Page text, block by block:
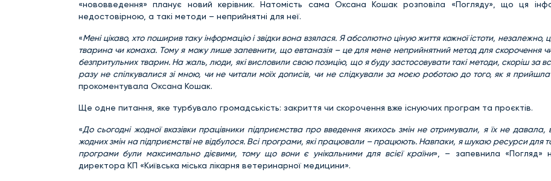
«нововведення» планує новий керівник. Натомість сама Оксана Кошак розповіла «Погляду», що ця
недостовірною, а такі методи – неприйнятні для неї.
«Мені цікаво, хто поширив таку інформацію і звідки вона взялася. Я абсолютно ціную життя кожної істоти, незалежно,
тварина чи комаха. Тому я можу лише запевнити, що евтаназія – це для мене неприйнятний метод для скорочення
безпритульних тварин. На жаль, люди, які висловили свою позицію, що я буду застосовувати такі методи, скоріш за
разу не спілкувалися зі мною, чи не читали моїх дописів, чи не слідкували за моєю роботою до того, як я прийшла
прокоментувала Оксана Кошак.
Ще одне питання, яке турбувало громадськість: закриття чи скорочення вже існуючих програм та проєктів.
«До сьогодні жодної вказівки працівники підприємства про введення якихось змін не отримували, я їх не давала,
жодних змін на підприємстві не відбулося. Всі програми, які працювали – працюють. Навпаки, я шукаю ресурси для
програми були максимально дієвими, тому що вони є унікальними для всієї країни», – запевнила «Погляд»
директора КП «Київська міська лікарня ветеринарної медицини».